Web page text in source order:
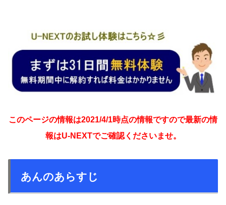
このページの情報は2021/4/1時点の情報ですので最新の情
報はU-NEXTでご確認くださいませ。
あんのあらすじ